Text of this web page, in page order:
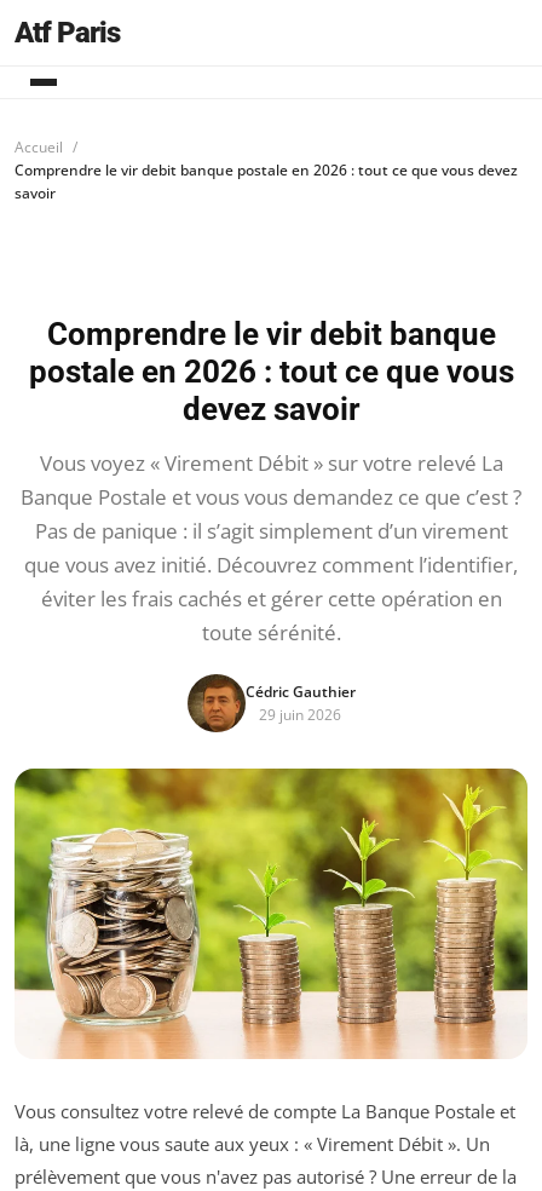
Atf Paris
Accueil
Comprendre le vir debit banque postale en 2026 : tout ce que vous devez
savoir
Comprendre le vir debit banque
postale en 2026 : tout ce que vous
devez savoir
Vous voyez « Virement Débit » sur votre relevé La
Banque Postale et vous vous demandez ce que c’est ?
Pas de panique : il s’agit simplement d’un virement
que vous avez initié. Découvrez comment l’identifier,
éviter les frais cachés et gérer cette opération en
toute sérénité.
Cédric Gauthier
29 juin 2026
Vous consultez votre relevé de compte La Banque Postale et
là, une ligne vous saute aux yeux : « Virement Débit ». Un
prélèvement que vous n'avez pas autorisé ? Une erreur de la